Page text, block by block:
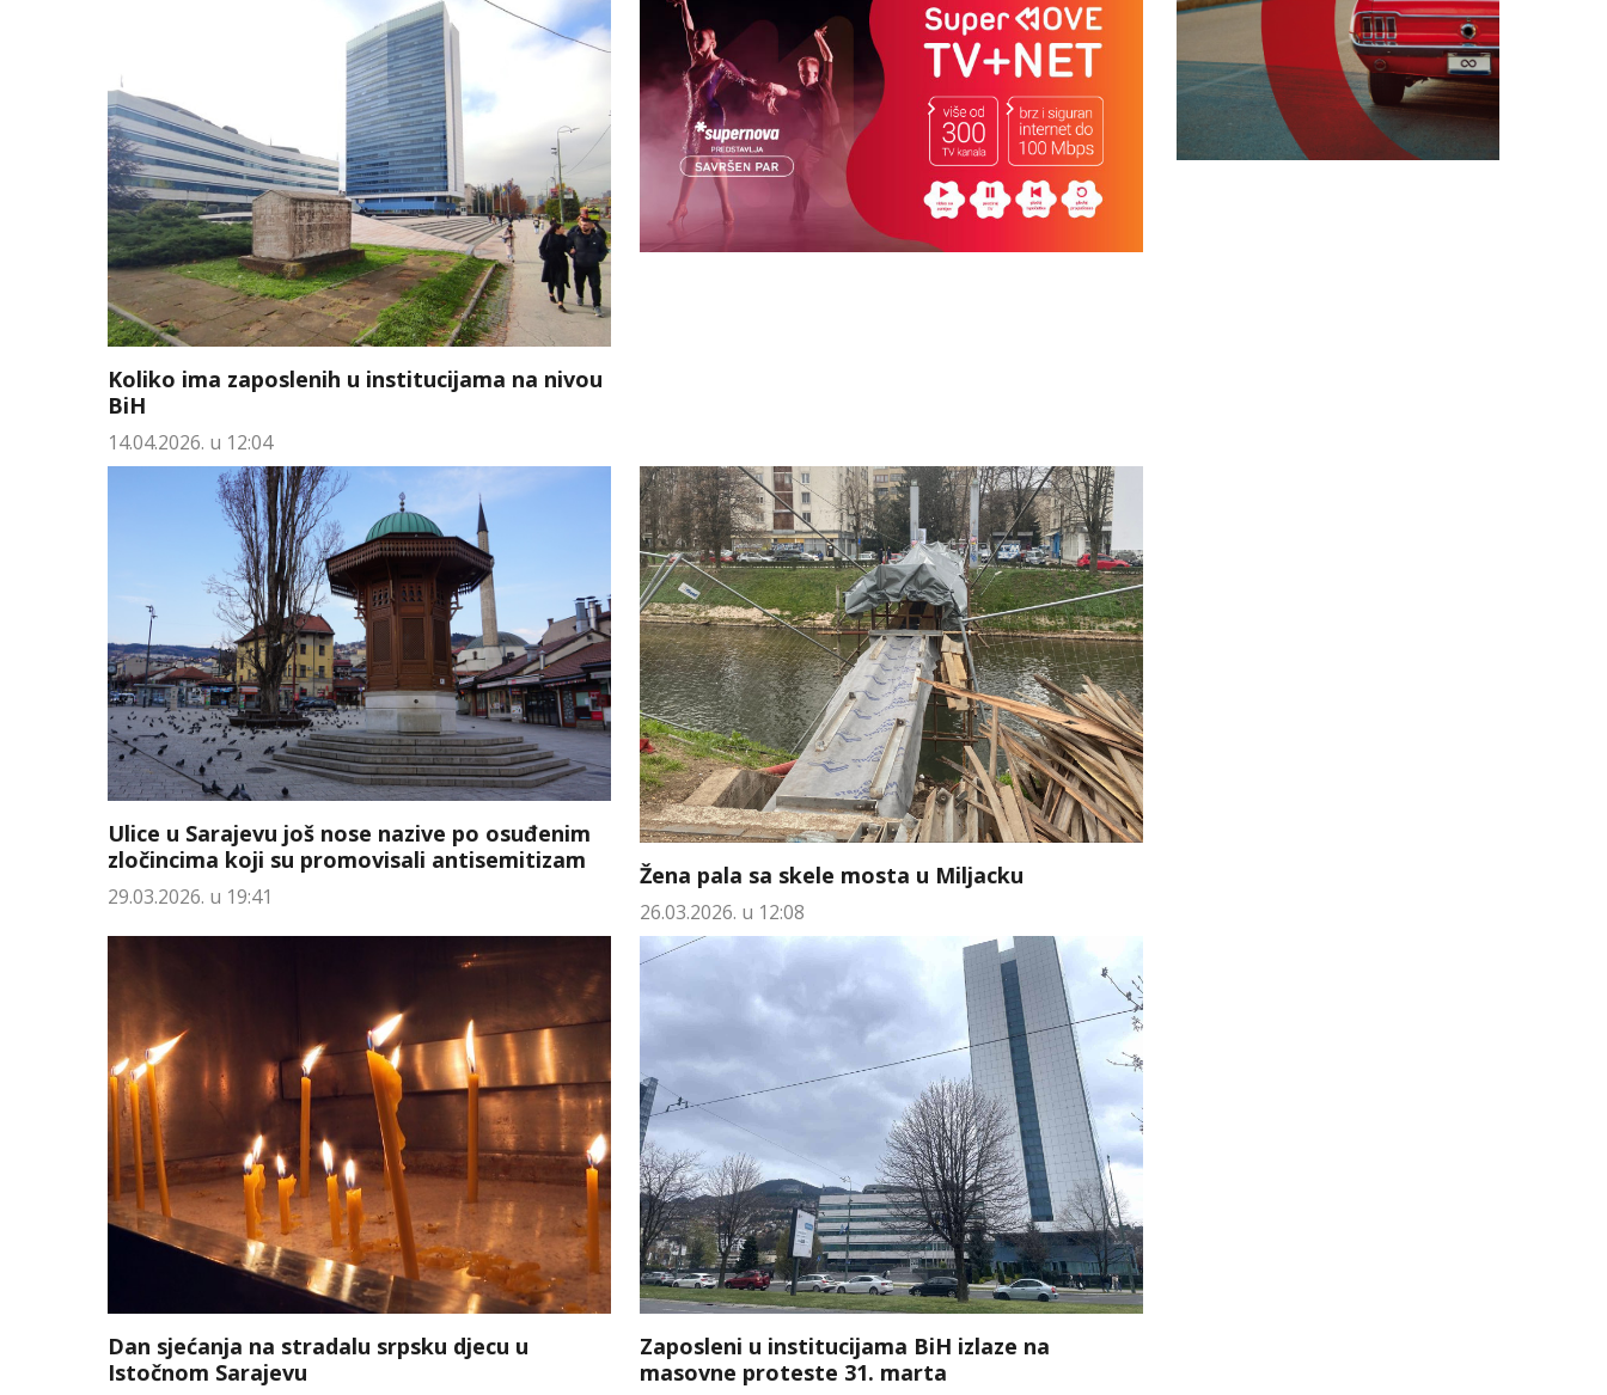
Koliko ima zaposlenih u institucijama na nivou
BiH
14.04.2026. u 12:04
Ulice u Sarajevu još nose nazive po osuđenim
zločincima koji su promovisali antisemitizam
29.03.2026. u 19:41
Žena pala sa skele mosta u Miljacku
26.03.2026. u 12:08
Dan sjećanja na stradalu srpsku djecu u
Istočnom Sarajevu
Zaposleni u institucijama BiH izlaze na
masovne proteste 31. marta